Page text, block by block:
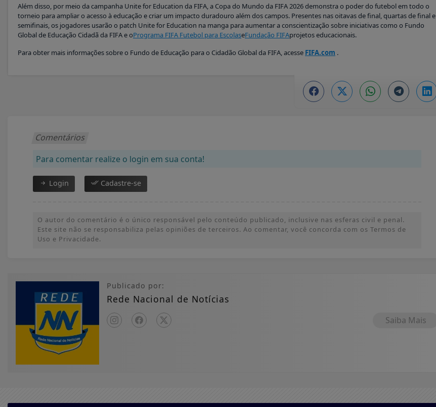
Além disso, por meio da campanha Unite for Education da FIFA, a Copa do Mundo da FIFA 2026 demonstra o poder do futebol em todo o
torneio para ampliar o acesso à educação e criar um impacto duradouro além dos campos. Presentes nas oitavas de final, quartas de final e
semifinais, os jogadores usarão o patch Unite for Education na manga para aumentar a conscientização sobre iniciativas como o Fundo
Global de Educação Cidadã da FIFA e oPrograma FIFA Futebol para EscolaseFundação FIFAprojetos educacionais.
Para obter mais informações sobre o Fundo de Educação para o Cidadão Global da FIFA, acesse FIFA.com .
Comentários
Para comentar realize o login em sua conta!
Login Cadastre-se
O autor do comentário é o único responsável pelo conteúdo publicado, inclusive nas esferas civil e penal.
Este site não se responsabiliza pelas opiniões de terceiros. Ao comentar, você concorda com os Termos de
Uso e Privacidade.
Publicado por:
Rede Nacional de Notícias
Saiba Mais